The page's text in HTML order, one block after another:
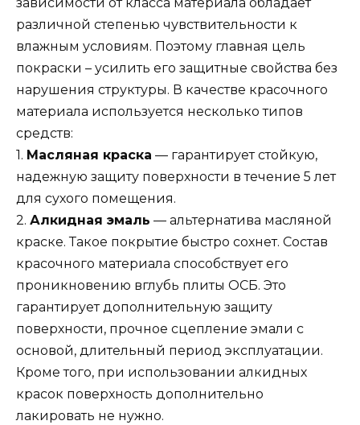
зависимости от класса материала обладает
различной степенью чувствительности к
влажным условиям. Поэтому главная цель
покраски – усилить его защитные свойства без
нарушения структуры. В качестве красочного
материала используется несколько типов
средств:
1. Масляная краска — гарантирует стойкую,
надежную защиту поверхности в течение 5 лет
для сухого помещения.
2. Алкидная эмаль — альтернатива масляной
краске. Такое покрытие быстро сохнет. Состав
красочного материала способствует его
проникновению вглубь плиты ОСБ. Это
гарантирует дополнительную защиту
поверхности, прочное сцепление эмали с
основой, длительный период эксплуатации.
Кроме того, при использовании алкидных
красок поверхность дополнительно
лакировать не нужно.